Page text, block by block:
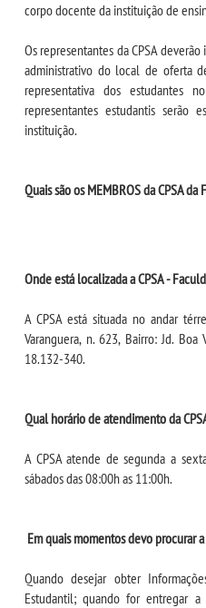
TRANSFERÊNCIA
SEGUNDA GRADUAÇÃO
MATRÍCULA
PUBLICAÇÕES
DESTAQUES
LOGIN
WEBMAIL
PORTAL DE ALUNOS
corpo docente da instituição de
Os representantes da CPSA
administrativo do local de oferta
representativa dos estudantes
representantes estudantis serão
instituição.
Quais são os MEMBROS da CPSA
Onde está localizada a CPSA -
A CPSA está situada no andar
Varanguera, n. 623, Bairro: Jd. Boa
18.132-340.
Qual horário de atendimento da
A CPSA atende de segunda a
sábados das 08:00h as 11:00h.
Em quais momentos devo procurar a
Quando desejar obter
Estudantil; quando for entregar a